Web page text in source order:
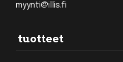
myynti@illis.fi
tuotteet